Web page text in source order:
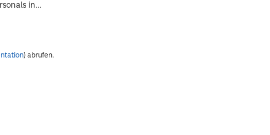
in...
) abrufen.